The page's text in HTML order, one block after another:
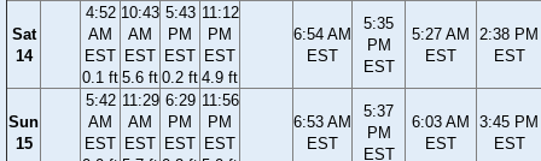
Sat
14
4:52
AM
EST
0.1 ft
10:43
AM
EST
5.6 ft
5:43
PM
EST
0.2 ft
11:12
PM
EST
4.9 ft
6:54 AM
EST
5:35
PM
EST
5:27 AM
EST
2:38 PM
EST
Sun
15
5:42
AM
EST
11:29
AM
EST
6:29
PM
EST
11:56
PM
EST
6:53 AM
EST
5:37
PM
EST
6:03 AM
EST
3:45 PM
EST